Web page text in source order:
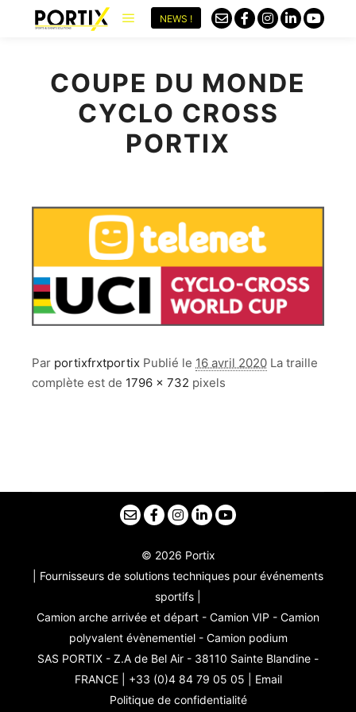
NEWS !
COUPE DU MONDE
CYCLO CROSS
PORTIX
Par portixfrxtportix Publié le 16 avril 2020 La traille
complète est de 1796 × 732 pixels
© 2026 Portix
| Fournisseurs de solutions techniques pour événements
sportifs |
Camion arche arrivée et départ - Camion VIP - Camion
polyvalent évènementiel - Camion podium
SAS PORTIX - Z.A de Bel Air - 38110 Sainte Blandine -
FRANCE | +33 (0)4 84 79 05 05 | Email
Politique de confidentialité